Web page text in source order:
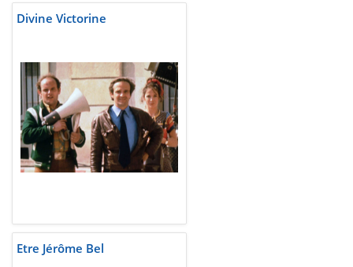
Divine Victorine
Etre Jérôme Bel